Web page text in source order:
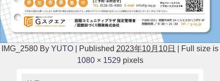
IMG_2580 By YUTO Published 2023年10月10日
Full size is
1080 × 1529pixels